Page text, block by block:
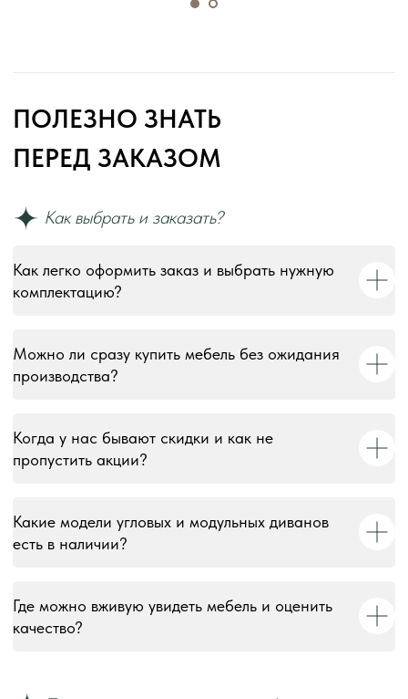
Как легко оформить заказ и выбрать нужную
комплектацию?
Можно ли сразу купить мебель без ожидания
производства?
Когда у нас бывают скидки и как не
пропустить акции?
Какие модели угловых и модульных диванов
есть в наличии?
Где можно вживую увидеть мебель и оценить
качество?